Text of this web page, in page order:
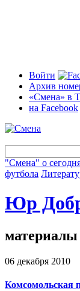
Войти
Архив
«Смена» в
на Facebook
"Смена" о
футбола
Юр
материалы
06 декабря 2010
Комсомольская